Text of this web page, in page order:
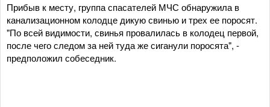
Прибыв к месту, группа спасателей МЧС обнаружила в
канализационном колодце дикую свинью и трех ее поросят.
"По всей видимости, свинья провалилась в колодец первой,
после чего следом за ней туда же сиганули поросята", -
предположил собеседник.